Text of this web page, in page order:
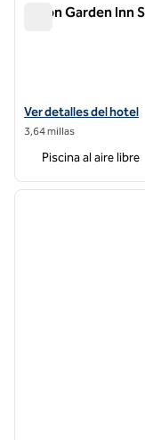
Hilton Garden Inn
Ver detalles del hotel
Ver detalles del hotel
3,64 millas
Piscina al aire libre
1 de 12